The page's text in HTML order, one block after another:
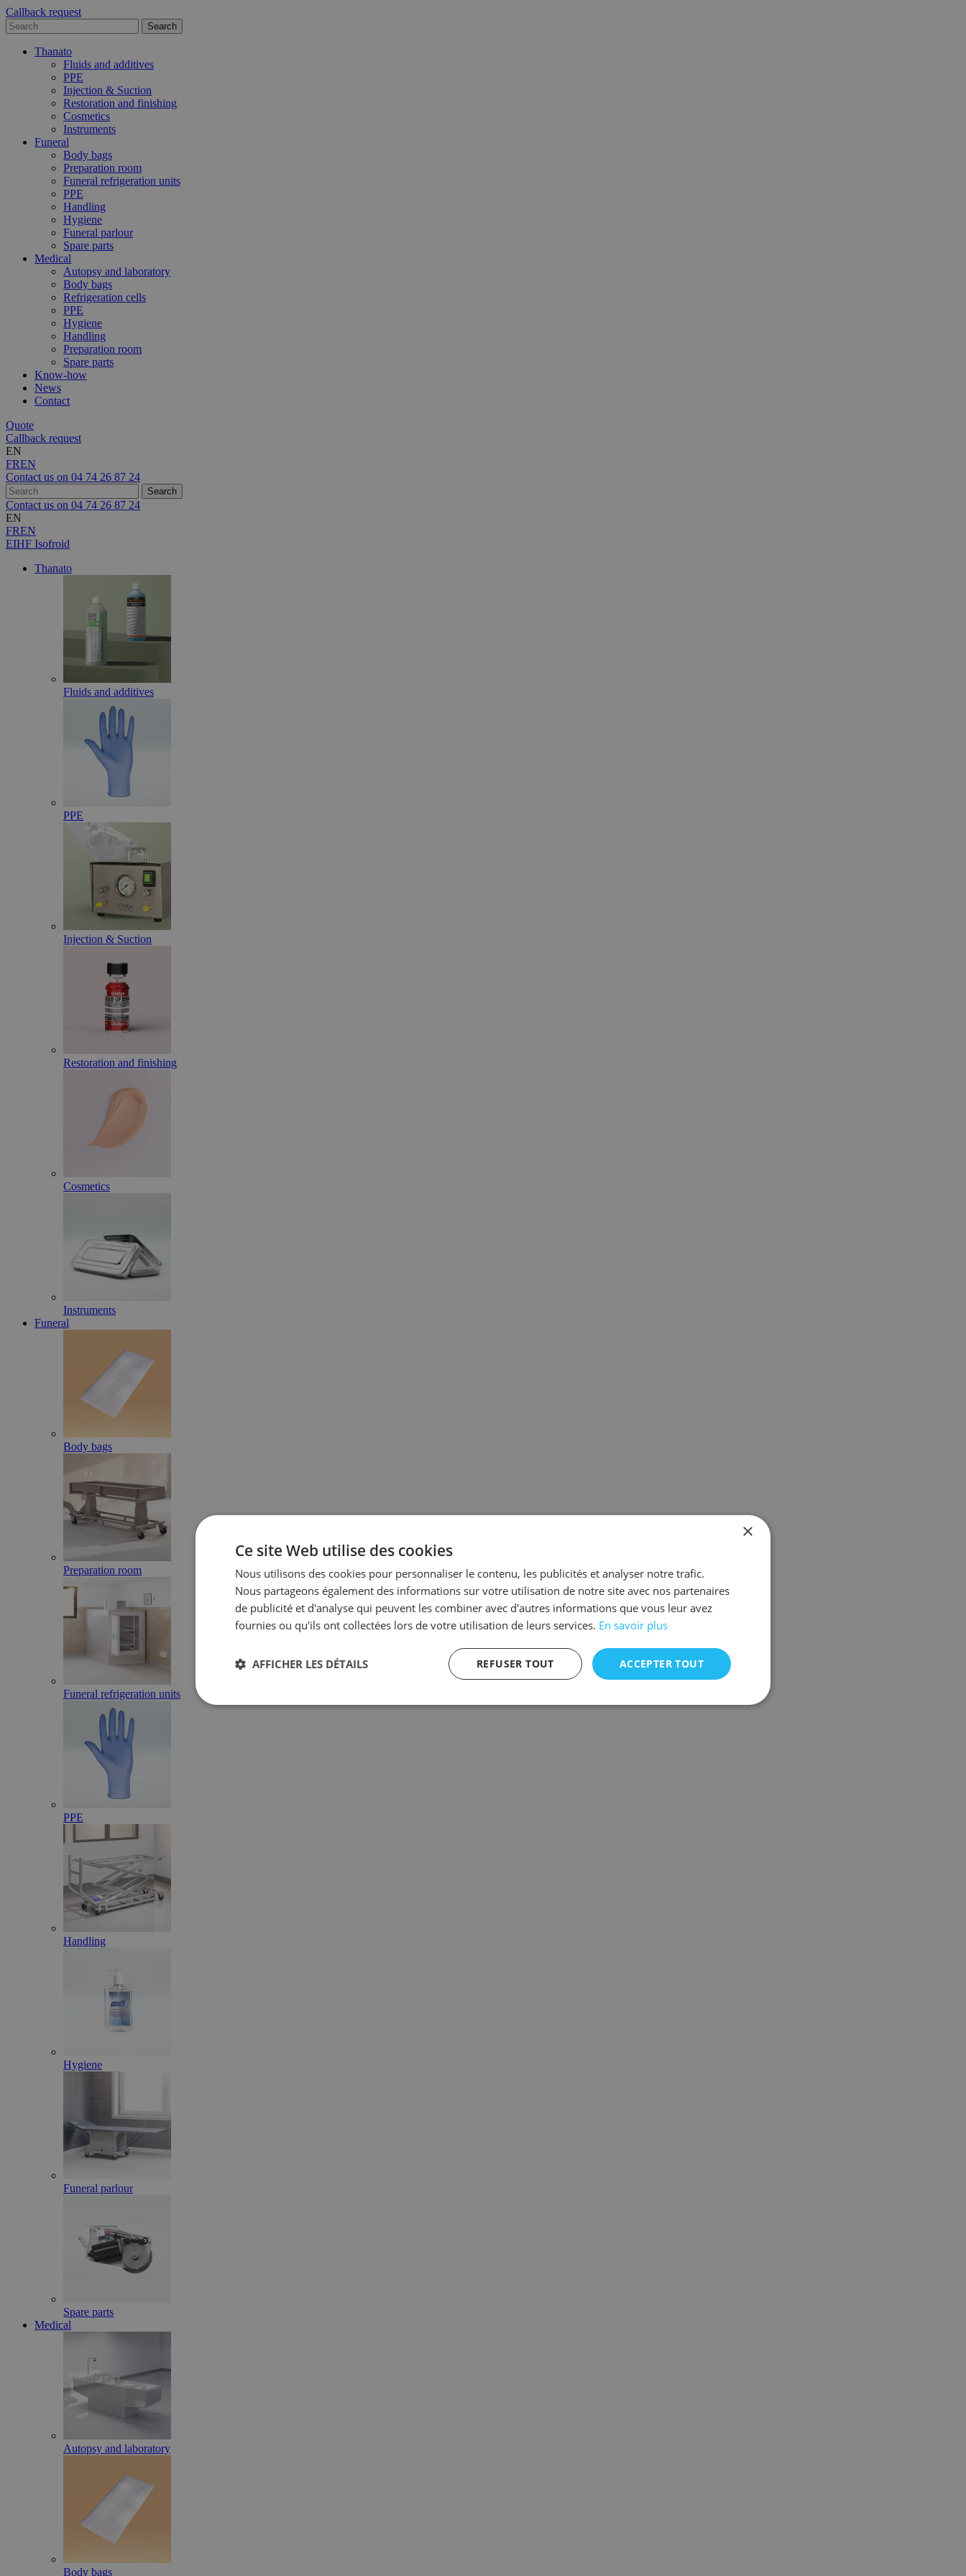
Callback request
Thanato
Fluids and additives
PPE
Injection & Suction
Restoration and finishing
Cosmetics
Instruments
Funeral
Body bags
Preparation room
Funeral refrigeration units
PPE
Handling
Hygiene
Funeral parlour
Spare parts
Medical
Autopsy and laboratory
Body bags
Refrigeration cells
PPE
Hygiene
Handling
Preparation room
Spare parts
Know-how
News
Contact
Quote
Callback request
EN
FREN
Contact us on 04 74 26 87 24
Contact us on 04 74 26 87 24
EN
FREN
EIHF Isofroid
Thanato
Fluids and additives
PPE
Injection & Suction
Restoration and finishing
Cosmetics
Instruments
Funeral
Body bags
Preparation room
Funeral refrigeration units
PPE
Handling
Hygiene
Funeral parlour
Spare parts
Medical
Autopsy and laboratory
Body bags
×
Ce site Web utilise des cookies
Nous utilisons des cookies pour personnaliser le contenu, les publicités et analyser notre trafic.
Nous partageons également des informations sur votre utilisation de notre site avec nos partenaires
de publicité et d'analyse qui peuvent les combiner avec d'autres informations que vous leur avez
fournies ou qu'ils ont collectées lors de votre utilisation de leurs services. En savoir plus
ACCEPTER TOUT
REFUSER TOUT
AFFICHER LES DÉTAILS